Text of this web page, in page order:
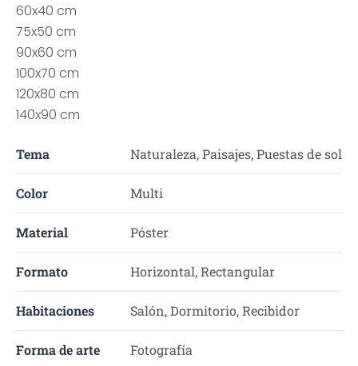
60x40 cm
75x50 cm
90x60 cm
100x70 cm
120x80 cm
140x90 cm
Tema Naturaleza, Paisajes, Puestas de sol
Color Multi
Material Póster
Formato Horizontal, Rectangular
Habitaciones Salón, Dormitorio, Recibidor
Forma de arte Fotografía